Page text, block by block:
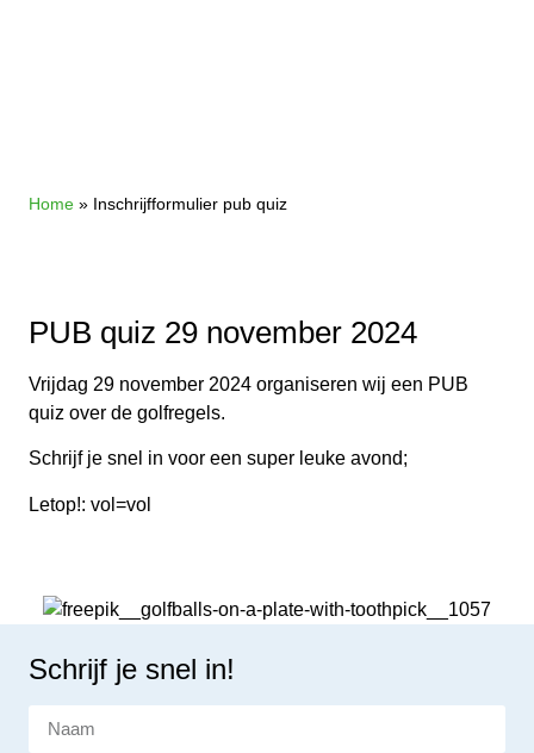
Home » Inschrijfformulier pub quiz
PUB quiz 29 november 2024
Vrijdag 29 november 2024 organiseren wij een PUB
quiz over de golfregels.
Schrijf je snel in voor een super leuke avond;
Letop!: vol=vol
Schrijf je snel in!